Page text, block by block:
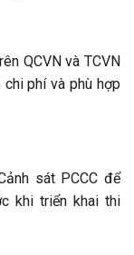
QCVN và TCVN
phí và phù hợp
sát PCCC để
khi triển khai thi